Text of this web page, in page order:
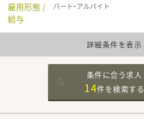
雇用形態 /
給与
パート・アルバイト
詳細条件を表示
条件に合う求人
14件を検索する